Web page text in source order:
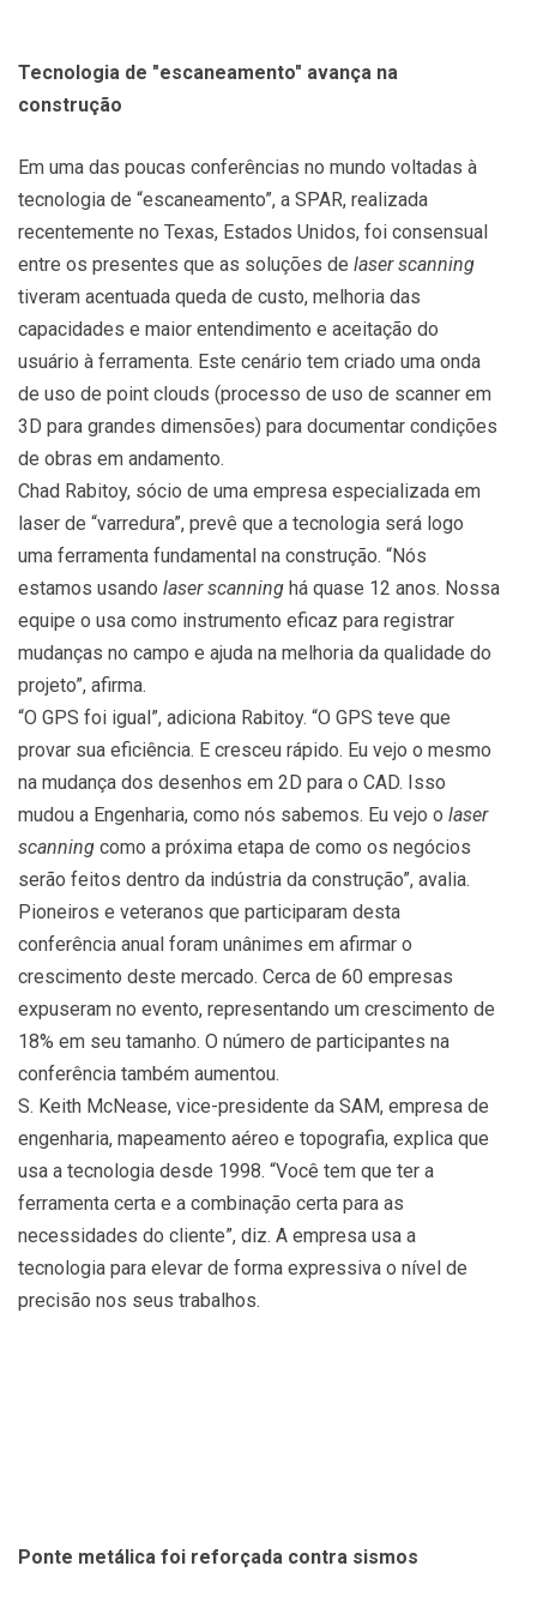
Tecnologia de "escaneamento" avança na
construção
Em uma das poucas conferências no mundo voltadas à
tecnologia de “escaneamento”, a SPAR, realizada
recentemente no Texas, Estados Unidos, foi consensual
entre os presentes que as soluções de laser scanning
tiveram acentuada queda de custo, melhoria das
capacidades e maior entendimento e aceitação do
usuário à ferramenta. Este cenário tem criado uma onda
de uso de point clouds (processo de uso de scanner em
3D para grandes dimensões) para documentar condições
de obras em andamento.
Chad Rabitoy, sócio de uma empresa especializada em
laser de “varredura”, prevê que a tecnologia será logo
uma ferramenta fundamental na construção. “Nós
estamos usando laser scanning há quase 12 anos. Nossa
equipe o usa como instrumento eficaz para registrar
mudanças no campo e ajuda na melhoria da qualidade do
projeto”, afirma.
“O GPS foi igual”, adiciona Rabitoy. “O GPS teve que
provar sua eficiência. E cresceu rápido. Eu vejo o mesmo
na mudança dos desenhos em 2D para o CAD. Isso
mudou a Engenharia, como nós sabemos. Eu vejo o laser
scanning como a próxima etapa de como os negócios
serão feitos dentro da indústria da construção”, avalia.
Pioneiros e veteranos que participaram desta
conferência anual foram unânimes em afirmar o
crescimento deste mercado. Cerca de 60 empresas
expuseram no evento, representando um crescimento de
18% em seu tamanho. O número de participantes na
conferência também aumentou.
S. Keith McNease, vice-presidente da SAM, empresa de
engenharia, mapeamento aéreo e topografia, explica que
usa a tecnologia desde 1998. “Você tem que ter a
ferramenta certa e a combinação certa para as
necessidades do cliente”, diz. A empresa usa a
tecnologia para elevar de forma expressiva o nível de
precisão nos seus trabalhos.
Ponte metálica foi reforçada contra sismos